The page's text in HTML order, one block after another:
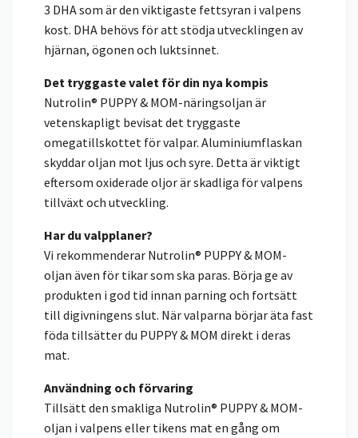
3 DHA som är den viktigaste fettsyran i valpens
kost. DHA behövs för att stödja utvecklingen av
hjärnan, ögonen och luktsinnet.
Det tryggaste valet för din nya kompis
Nutrolin® PUPPY & MOM-näringsoljan är
vetenskapligt bevisat det tryggaste
omegatillskottet för valpar. Aluminiumflaskan
skyddar oljan mot ljus och syre. Detta är viktigt
eftersom oxiderade oljor är skadliga för valpens
tillväxt och utveckling.
Har du valpplaner?
Vi rekommenderar Nutrolin® PUPPY & MOM-
oljan även för tikar som ska paras. Börja ge av
produkten i god tid innan parning och fortsätt
till digivningens slut. När valparna börjar äta fast
föda tillsätter du PUPPY & MOM direkt i deras
mat.
Användning och förvaring
Tillsätt den smakliga Nutrolin® PUPPY & MOM-
oljan i valpens eller tikens mat en gång om